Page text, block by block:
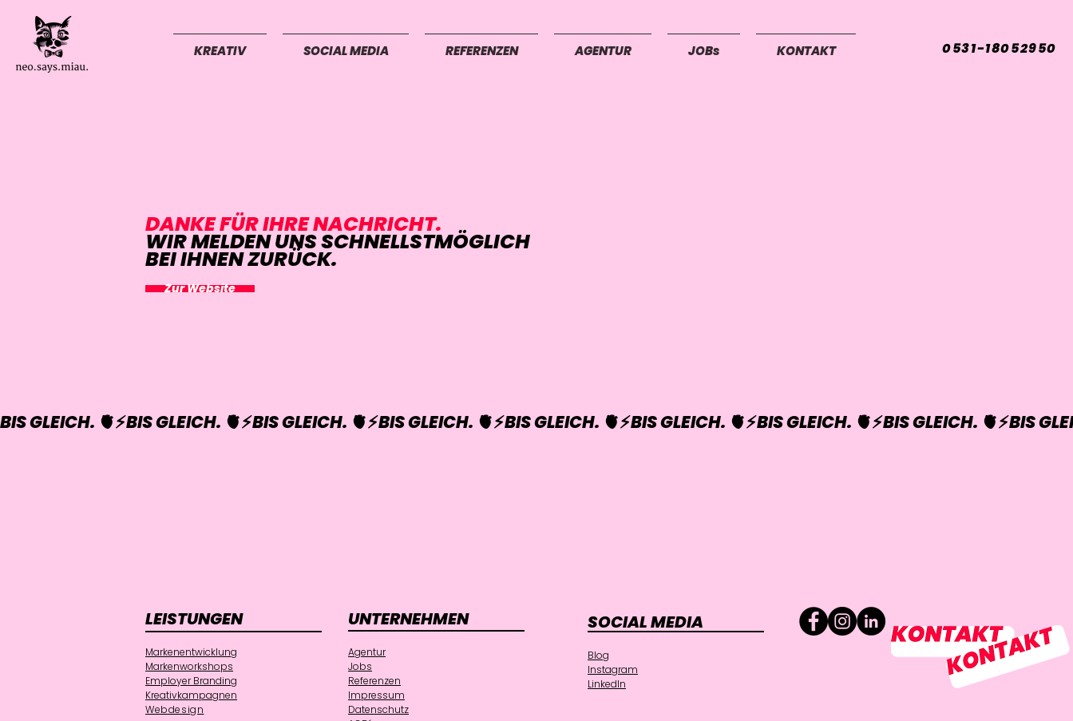
0531-18052950
KREATIV SOCIAL MEDIA REFERENZEN AGENTUR JOBs KONTAKT
DANKE FÜR IHRE NACHRICHT.
WIR MELDEN UNS SCHNELLSTMÖGLICH
BEI IHNEN ZURÜCK.
Zur Website
BIS GLEICH. 🫀⚡
LEISTUNGEN
Markenentwicklung
Markenworkshops
Employer Branding
Kreativkampagnen
Webdesign
UNTERNEHMEN
Agentur
Jobs
Referenzen
Impressum
Datenschutz
SOCIAL MEDIA
Blog
Instagram
LinkedIn